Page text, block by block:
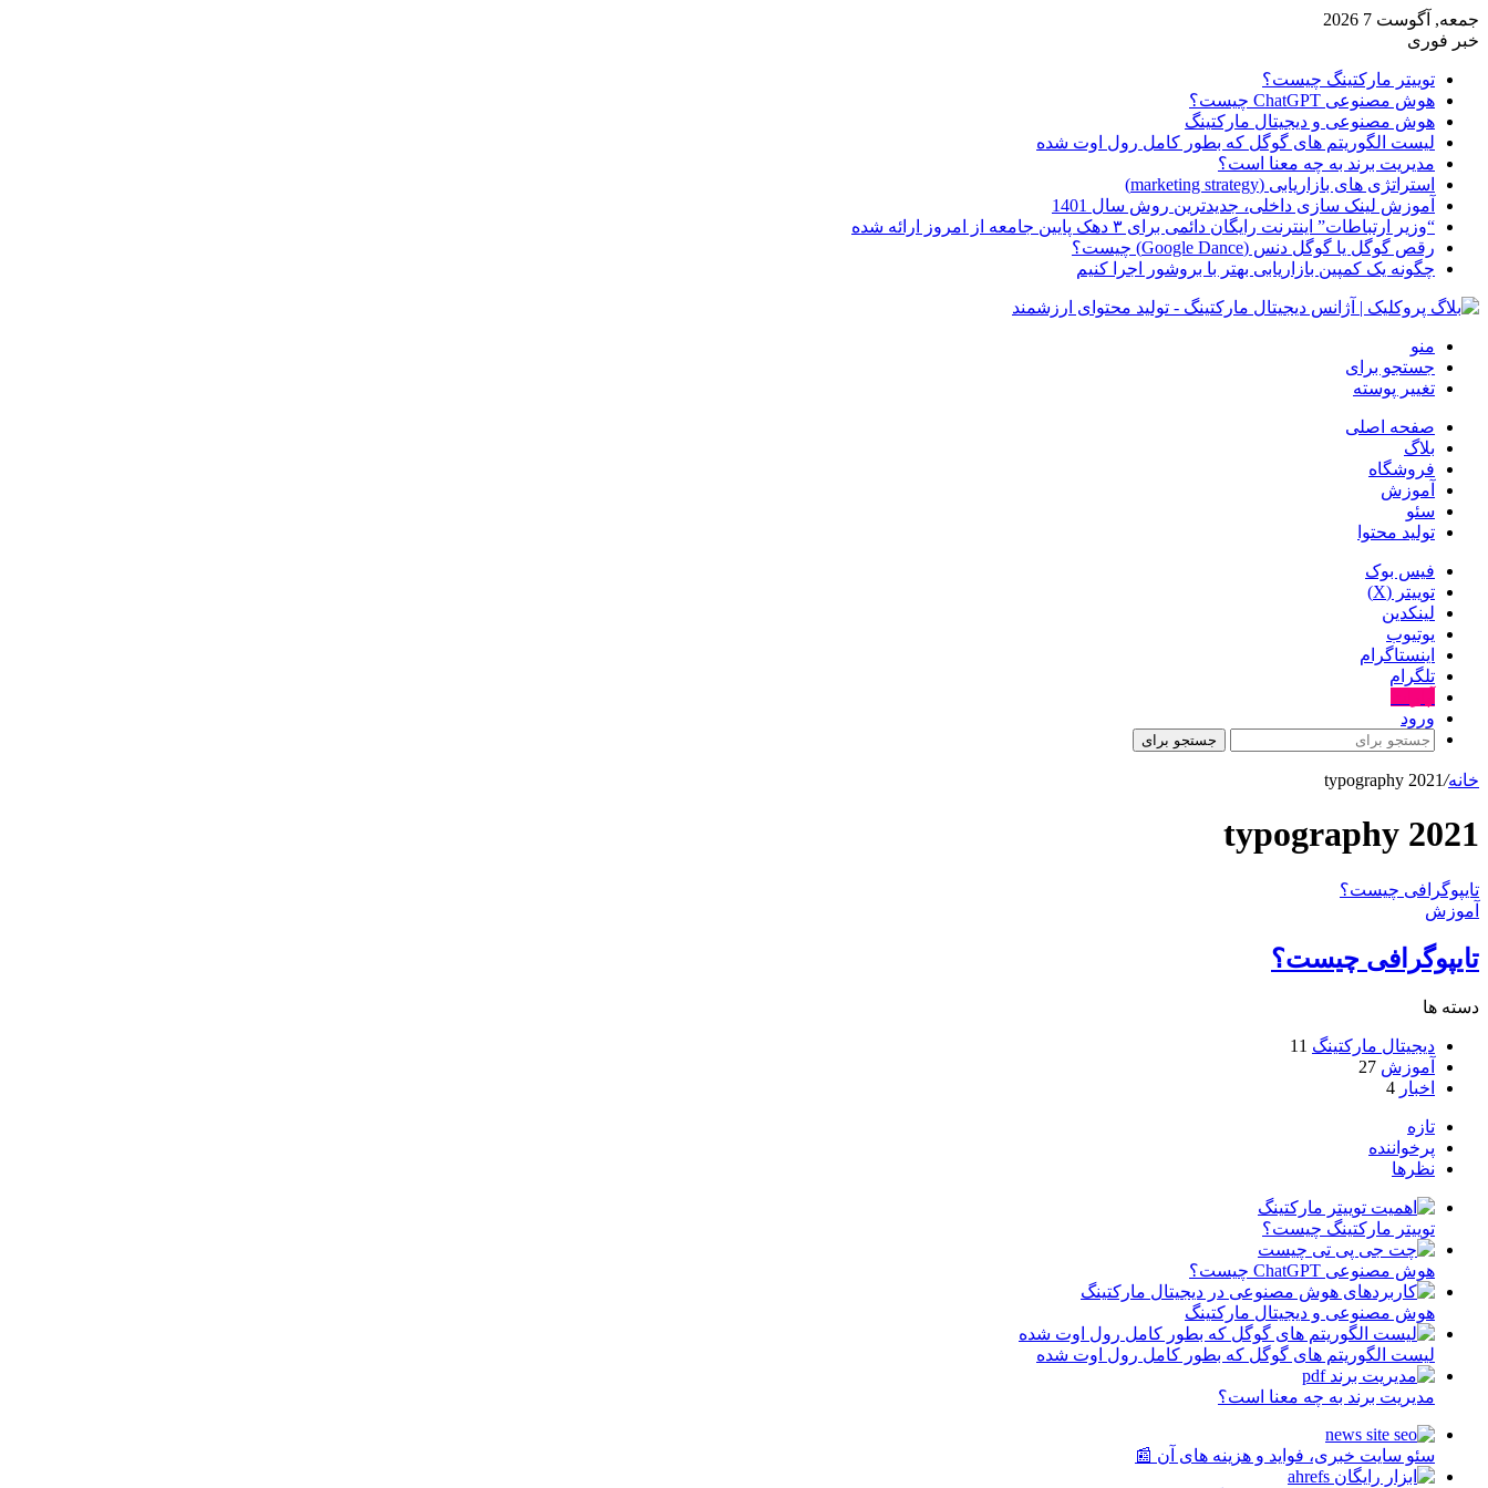
جمعه, آگوست 7 2026
خبر فوری
توییتر مارکتینگ چیست؟
هوش مصنوعی ChatGPT چیست؟
هوش مصنوعی و دیجیتال مارکتینگ
لیست الگوریتم های گوگل که بطور کامل رول اوت شده
مدیریت برند به چه معنا است؟
استراتژی های بازاریابی (marketing strategy)
آموزش لینک سازی داخلی، جدیدترین روش سال 1401
“وزیر ارتباطات” اینترنت رایگان دائمی برای ۳ دهک پایین جامعه از امروز ارائه شده
رقص گوگل یا گوگل دنس (Google Dance) چیست؟
چگونه یک کمپین بازاریابی بهتر با بروشور اجرا کنیم
منو
جستجو برای
تغییر پوسته
صفحه اصلی
بلاگ
فروشگاه
آموزش
سئو
تولید محتوا
فیس بوک
توییتر (X)
لینکدین
یوتیوب
اینستاگرام
تلگرام
ورود
جستجو برای
خانه/
typography 2021
typography 2021
تایپوگرافی چیست؟
آموزش
تایپوگرافی چیست؟
دسته ها
دیجیتال مارکتینگ 11
آموزش 27
اخبار 4
تازه
پرخواننده
نظرها
توییتر مارکتینگ چیست؟
هوش مصنوعی ChatGPT چیست؟
هوش مصنوعی و دیجیتال مارکتینگ
لیست الگوریتم های گوگل که بطور کامل رول اوت شده
مدیریت برند به چه معنا است؟
سئو سایت خبری، فواید و هزینه های آن 📰